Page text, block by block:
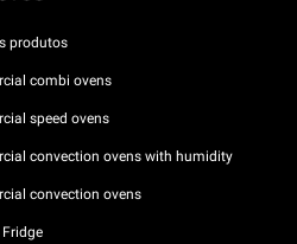
produtos
combi ovens
speed ovens
convection ovens with humidity
convection ovens